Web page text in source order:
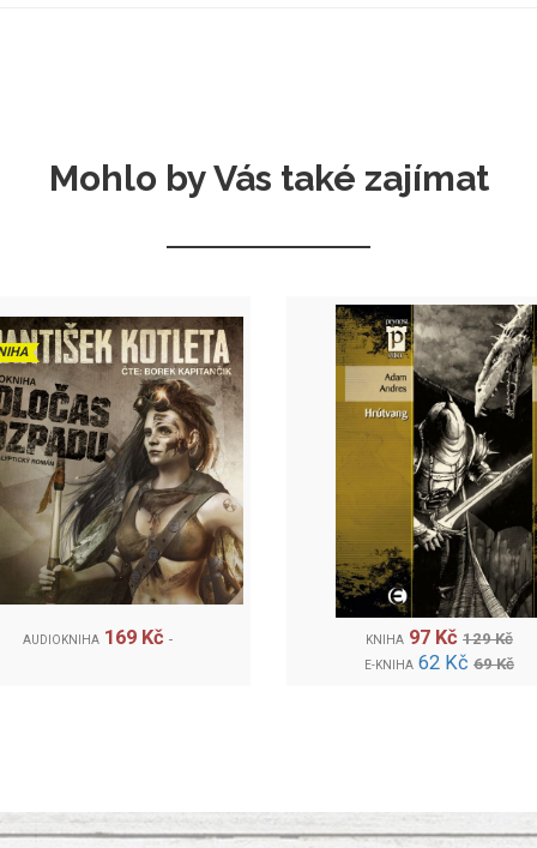
Mohlo by Vás také zajímat
AUDIOKNIHA 169 Kč KNIHA 97 Kč 129 Kč
E-KNIHA 62 Kč 69 Kč